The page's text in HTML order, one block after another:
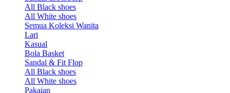
All Black shoes
All White shoes
Semua Koleksi Wanita
Lari
Kasual
Bola Basket
Sandal & Fit Flop
All Black shoes
All White shoes
Pakaian